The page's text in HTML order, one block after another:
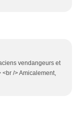
vendangeurs et
<br /> Amicalement,